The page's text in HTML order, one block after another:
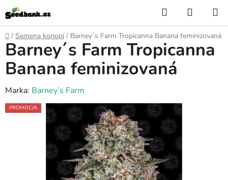
Przejść
do
treści
Szukaj
Home
/ Semena konopí / Barney´s Farm Tropicanna Banana feminizovaná
Barney´s Farm Tropicanna
Banana feminizovaná
Marka: Barney’s Farm
PROMOCJA